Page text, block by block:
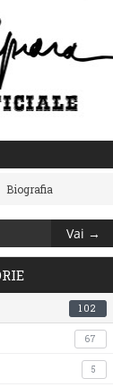
Biografia
102
67
5